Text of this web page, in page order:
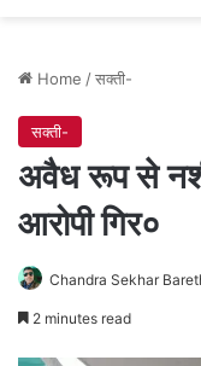
Home /सक्ती-
सक्ती-
अवैध रूप से
आरोपी गिर०
Chandra Sekhar
2 minutes read